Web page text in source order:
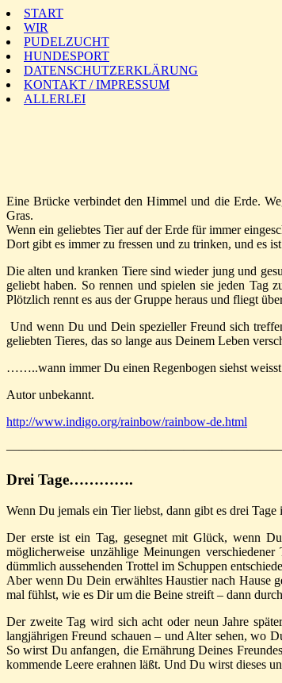
START
WIR
PUDELZUCHT
HUNDESPORT
DATENSCHUTZERKLÄRUNG
KONTAKT / IMPRESSUM
ALLERLEI
Eine Brücke verbindet den Himmel und die Erde.
Gras.
Wenn ein geliebtes Tier auf der Erde für immer
Dort gibt es immer zu fressen und zu trinken, und es
Die alten und kranken Tiere sind wieder jung und
geliebt haben. So rennen und spielen sie jeden Tag
Plötzlich rennt es aus der Gruppe heraus und fliegt
Und wenn Du und Dein spezieller Freund sich
geliebten Tieres, das so lange aus Deinem Leben
……..wann immer Du einen Regenbogen siehst
Autor unbekannt.
http://www.indigo.org/rainbow/rainbow-de.html
Drei Tage………….
Wenn Du jemals ein Tier liebst, dann gibt es drei
Der erste ist ein Tag, gesegnet mit Glück, wenn
möglicherweise unzählige Meinungen
dümmlich aussehenden Trottel im Schuppen
Aber wenn Du Dein erwähltes Haustier nach Hause
mal fühlst, wie es Dir um die Beine streift – dann
Der zweite Tag wird sich acht oder neun Jahre
langjährigen Freund schauen – und Alter sehen, wo
So wirst Du anfangen, die Ernährung Deines
kommende Leere erahnen läßt. Und Du wirst dieses